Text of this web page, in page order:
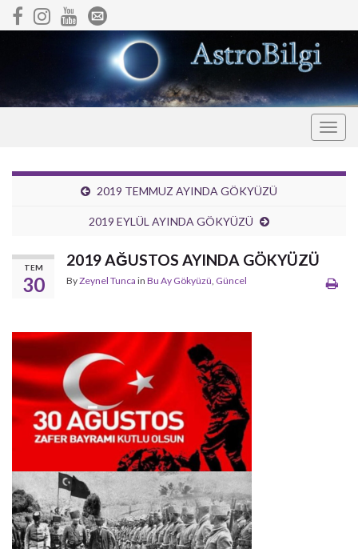
2019 TEMMUZ AYINDA GÖKYÜZÜ
2019 EYLÜL AYINDA GÖKYÜZÜ
TEM
30
2019 AĞUSTOS AYINDA GÖKYÜZÜ
ByZeynel Tunca in Bu Ay Gökyüzü Güncel